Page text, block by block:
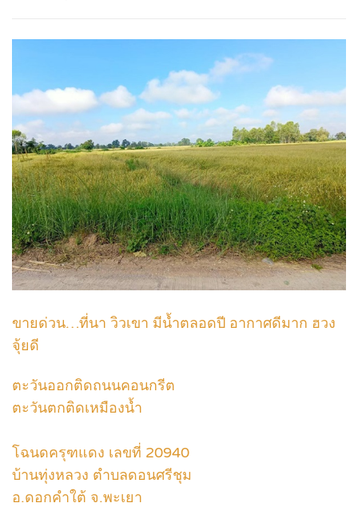
ขายด่วน…ที่นา วิวเขา มีน้ำตลอดปี อากาศดีมาก ฮวง
จุ้ยดี
ตะวันออกติดถนนคอนกรีต
ตะวันตกติดเหมืองน้ำ
โฉนดครุฑแดง เลขที่ 20940
บ้านทุ่งหลวง ตำบลดอนศรีชุม
อ.ดอกคำใต้ จ.พะเยา